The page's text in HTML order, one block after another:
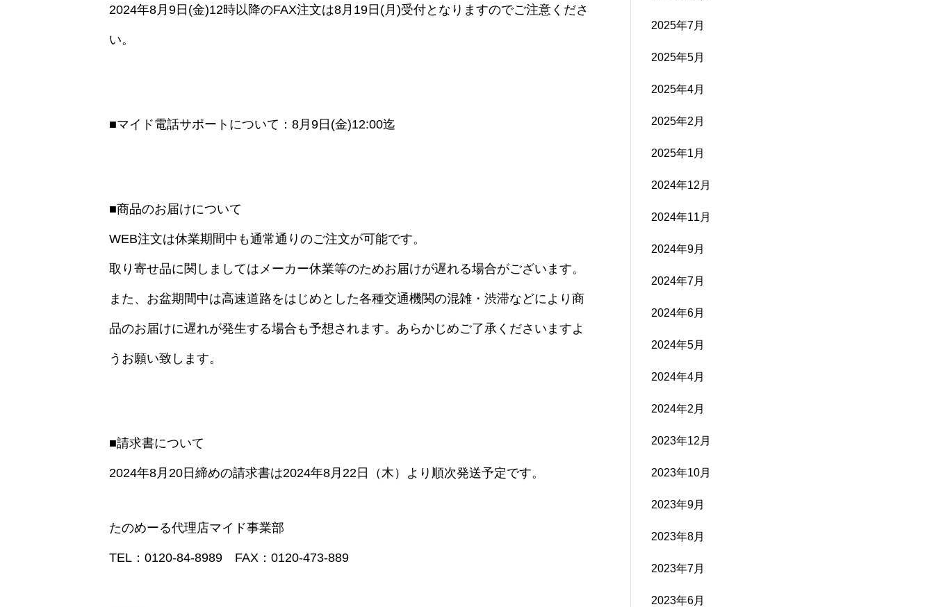
2024年8月9日(金)12時以降のFAX注文は8月19日(月)受付となりますのでご注意くださ
い。
■マイド電話サポートについて：8月9日(金)12:00迄
■商品のお届けについて
WEB注文は休業期間中も通常通りのご注文が可能です。
取り寄せ品に関しましてはメーカー休業等のためお届けが遅れる場合がございます。
また、お盆期間中は高速道路をはじめとした各種交通機関の混雑・渋滞などにより商
品のお届けに遅れが発生する場合も予想されます。あらかじめご了承くださいますよ
うお願い致します。
■請求書について
2024年8月20日締めの請求書は2024年8月22日（木）より順次発送予定です。
たのめーる代理店マイド事業部
TEL：0120-84-8989 FAX：0120-473-889
2025年7月
2025年5月
2025年4月
2025年2月
2025年1月
2024年12月
2024年11月
2024年9月
2024年7月
2024年6月
2024年5月
2024年4月
2024年2月
2023年12月
2023年10月
2023年9月
2023年8月
2023年7月
2023年6月